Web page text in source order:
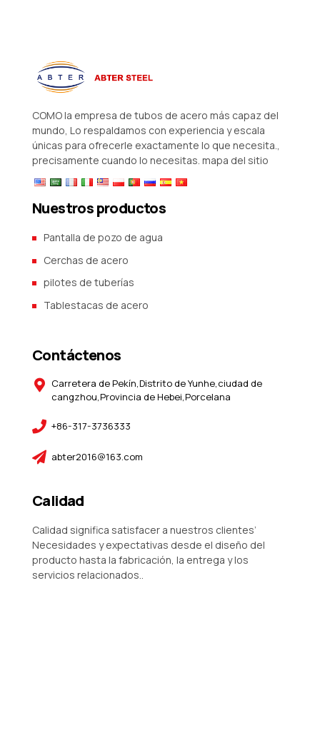
COMO la empresa de tubos de acero más capaz del
mundo, Lo respaldamos con experiencia y escala
únicas para ofrecerle exactamente lo que necesita.,
precisamente cuando lo necesitas. mapa del sitio
Nuestros productos
Pantalla de pozo de agua
Cerchas de acero
pilotes de tuberías
Tablestacas de acero
Contáctenos
Carretera de Pekín,Distrito de Yunhe,ciudad de
cangzhou,Provincia de Hebei,Porcelana
+86-317-3736333
abter2016@163.com
Calidad
Calidad significa satisfacer a nuestros clientes’
Necesidades y expectativas desde el diseño del
producto hasta la fabricación, la entrega y los
servicios relacionados..